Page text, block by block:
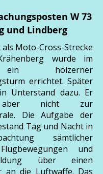
W 73
und Lindberg
Moto-Cross-Strecke
wurde im
hölzerner
errichtet. Später
Unterstand dazu. Er
aber nicht zur
Die Aufgabe der
Tag und Nacht in
sämtlicher
und
über einen
an die Luftwaffe. Das